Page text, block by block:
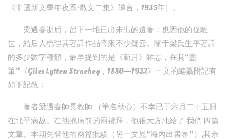
《中國新文學年夜系·散文二集》導言，1935年）。
梁遇春逝后，留下一堆已出未出的遺著；也因他的促離
世，給后人梳理其著譯作品帶來不少疑云。關于梁氏生平著譯
的多少數字種類，最早提到的是《新月》雜志，在其“盡
筆”《Giles Lytton Strachey，1880—1932》一文的編纂附記有
如下記敘：
著者梁遇春師長教師 （筆名秋心）不幸已于六月二十五日
在北平病故。在他抱病前的兩禮拜，他很大方地給了 我們 四篇
文章。本期先登他的兩篇批駁（另一文見“海內出書界”）,其余